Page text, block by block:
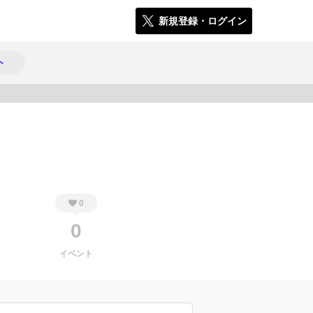
新規登録・ログイン
0
0
イベント